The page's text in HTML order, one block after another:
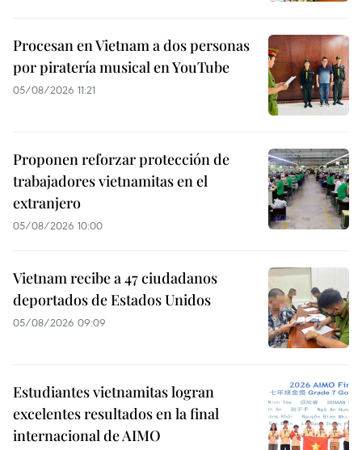
Procesan en Vietnam a dos personas
por piratería musical en YouTube
05/08/2026 11:21
Proponen reforzar protección de
trabajadores vietnamitas en el
extranjero
05/08/2026 10:00
Vietnam recibe a 47 ciudadanos
deportados de Estados Unidos
05/08/2026 09:09
Estudiantes vietnamitas logran
excelentes resultados en la final
internacional de AIMO